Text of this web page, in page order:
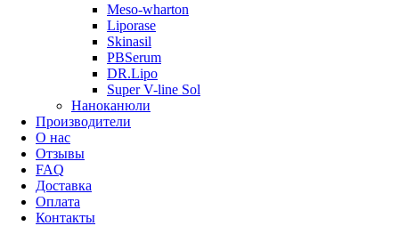
Meso-wharton
Liporase
Skinasil
PBSerum
DR.Lipo
Super V-line Sol
Наноканюли
Производители
О нас
Отзывы
FAQ
Доставка
Оплата
Контакты